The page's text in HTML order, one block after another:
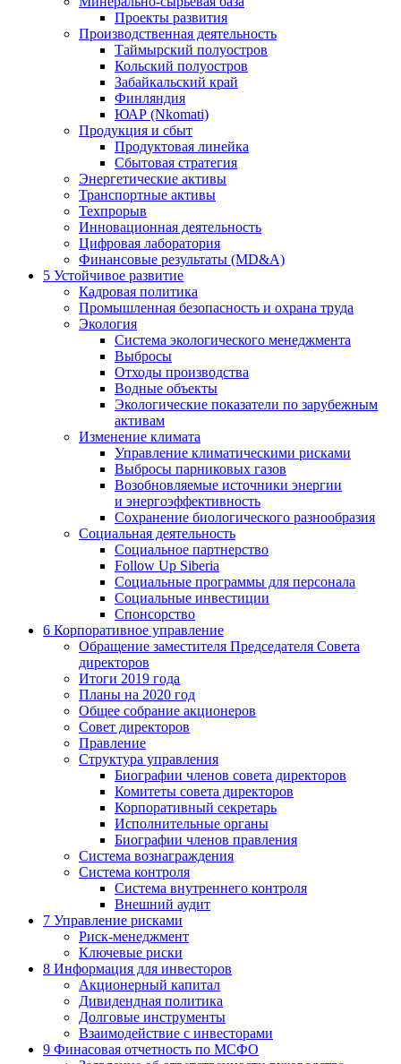
Проекты развития
Производственная деятельность
Таймырский полуостров
Кольский полуостров
Забайкальский край
Финляндия
ЮАР (Nkomati)
Продукция и сбыт
Продуктовая линейка
Сбытовая стратегия
Энергетические активы
Транспортные активы
Техпрорыв
Инновационная деятельность
Цифровая лаборатория
Финансовые результаты (MD&A)
5 Устойчивое развитие
Кадровая политика
Промышленная безопасность и охрана труда
Экология
Система экологического менеджмента
Выбросы
Отходы производства
Водные объекты
Экологические показатели по зарубежным
активам
Изменение климата
Управление климатическими рисками
Выбросы парниковых газов
Возобновляемые источники энергии
и энергоэффективность
Сохранение биологического разнообразия
Социальная деятельность
Социальное партнерство
Follow Up Siberia
Социальные программы для персонала
Социальные инвестиции
Спонсорство
6 Корпоративное управление
Обращение заместителя Председателя Совета
директоров
Итоги 2019 года
Планы на 2020 год
Общее собрание акционеров
Совет директоров
Правление
Структура управления
Биографии членов совета директоров
Комитеты совета директоров
Корпоративный секретарь
Исполнительные органы
Биографии членов правления
Система вознаграждения
Система контроля
Система внутреннего контроля
Внешний аудит
7 Управление рисками
Риск-менеджмент
Ключевые риски
8 Информация для инвесторов
Акционерный капитал
Дивидендная политика
Долговые инструменты
Взаимодействие с инвеcторами
9 Финасовая отчетность по МСФО